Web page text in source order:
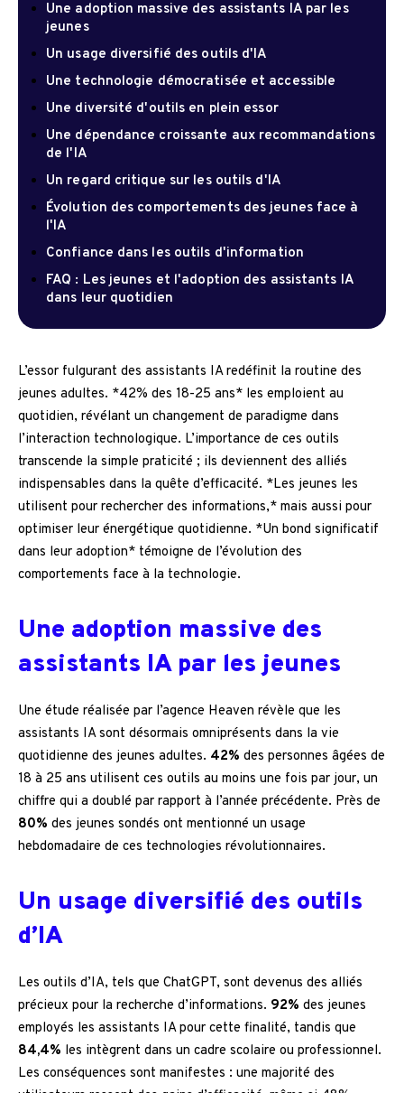
Une adoption massive des assistants IA par les
jeunes
Un usage diversifié des outils d'IA
Une technologie démocratisée et accessible
Une diversité d'outils en plein essor
Une dépendance croissante aux recommandations
de l'IA
Un regard critique sur les outils d'IA
Évolution des comportements des jeunes face à
l'IA
Confiance dans les outils d'information
FAQ : Les jeunes et l'adoption des assistants IA
dans leur quotidien
L’essor fulgurant des assistants IA redéfinit la routine des
jeunes adultes. *42% des 18-25 ans* les emploient au
quotidien, révélant un changement de paradigme dans
l’interaction technologique. L’importance de ces outils
transcende la simple praticité ; ils deviennent des alliés
indispensables dans la quête d’efficacité. *Les jeunes les
utilisent pour rechercher des informations,* mais aussi pour
optimiser leur énergétique quotidienne. *Un bond significatif
dans leur adoption* témoigne de l’évolution des
comportements face à la technologie.
Une adoption massive des
assistants IA par les jeunes
Une étude réalisée par l’agence Heaven révèle que les
assistants IA sont désormais omniprésents dans la vie
quotidienne des jeunes adultes. 42% des personnes âgées de
18 à 25 ans utilisent ces outils au moins une fois par jour, un
chiffre qui a doublé par rapport à l’année précédente. Près de
80% des jeunes sondés ont mentionné un usage
hebdomadaire de ces technologies révolutionnaires.
Un usage diversifié des outils
d’IA
Les outils d’IA, tels que ChatGPT, sont devenus des alliés
précieux pour la recherche d’informations. 92% des jeunes
employés les assistants IA pour cette finalité, tandis que
84,4% les intègrent dans un cadre scolaire ou professionnel.
Les conséquences sont manifestes : une majorité des